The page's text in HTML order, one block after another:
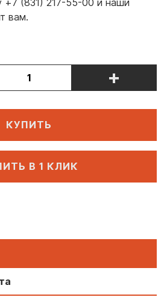
+7 (831) 217-55-00 и наши
вам.
+
КУПИТЬ
В 1 КЛИК